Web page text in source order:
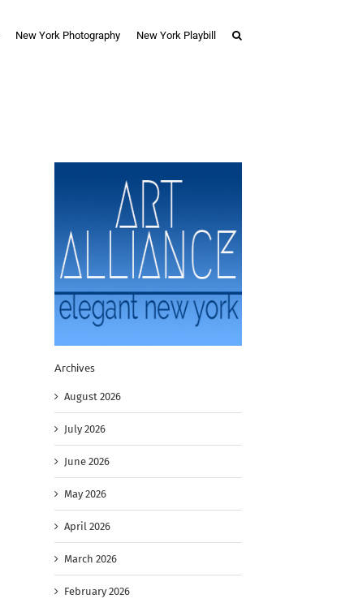
New York Photography New York Playbill
Archives
August 2026
July 2026
June 2026
May 2026
April 2026
March 2026
February 2026